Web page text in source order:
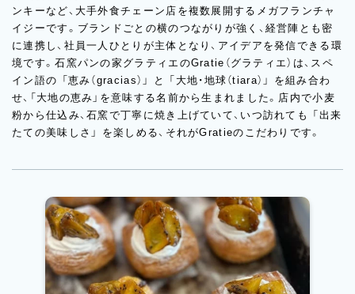
ンキーなど、大手外食チェーン店を複数展開するメガフランチャ
イジーです。ブランドごとの横のつながりが強く、経営陣とも密
に連携し、社員一人ひとりが主体となり、アイデアを発信できる環
境です。石窯パンの家グラティエのGratie（グラティエ）は、スペ
イン語の 「恵み（gracias）」 と 「大地・地球（tiara）」 を組み合わ
せ、「大地の恵み」を意味する名前から生まれました。店内で小麦
粉から仕込み、石窯で丁寧に焼き上げていて、いつ訪れても 「出来
たての美味しさ」 を楽しめる、それがGratieのこだわりです。